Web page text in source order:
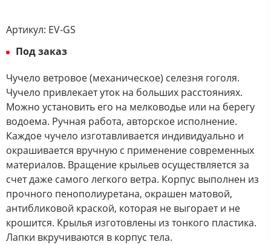
Артикул: EV-GS
Под заказ
Чучело ветровое (механическое) селезня гоголя.
Чучело привлекает уток на больших расстояниях.
Можно установить его на мелководье или на берегу
водоема. Ручная работа, авторское исполнение.
Каждое чучело изготавливается индивидуально и
окрашивается вручную с применение современных
материалов. Вращение крыльев осуществляется за
счет даже самого легкого ветра. Корпус выполнен из
прочного пенополиуретана, окрашен матовой,
антибликовой краской, которая не выгорает и не
крошится. Крылья изготовлены из тонкого пластика.
Лапки вкручиваются в корпус тела.